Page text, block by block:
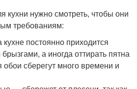
кухни нужно смотреть, чтобы они
требованиям:
постоянно приходится
а иногда оттирать пятна
сберегут много времени и